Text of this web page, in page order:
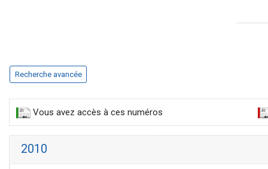
Recherche avancée
Vous avez accès à ces numéros
2010